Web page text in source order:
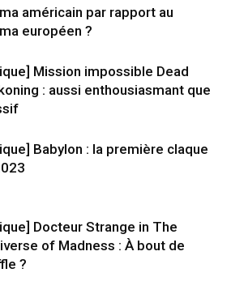
américain par rapport au
européen ?
Mission impossible Dead
: aussi enthousiasmant que
Babylon : la première claque
Docteur Strange in The
of Madness : À bout de
?